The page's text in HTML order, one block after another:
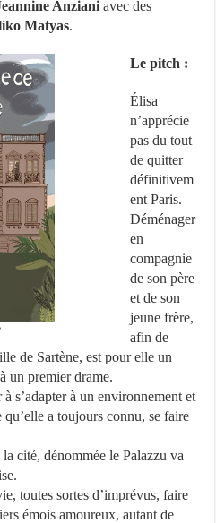
Anziani avec des
Matyas.
Le pitch :
Élisa
n’apprécie
pas du tout
de quitter
définitivem
ent Paris.
Déménager
en
compagnie
de son père
et de son
jeune frère,
afin de
de Sartène, est pour elle un
un premier drame.
s’adapter à un environnement et
a toujours connu, se faire
cité, dénommée le Palazzu va
toutes sortes d’imprévus, faire
émois amoureux, autant de